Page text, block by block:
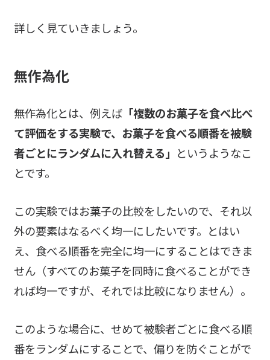
詳しく見ていきましょう。
無作為化
無作為化とは、例えば「複数のお菓子を食べ比べ
て評価をする実験で、お菓子を食べる順番を被験
者ごとにランダムに入れ替える」 というようなこ
とです。
この実験ではお菓子の比較をしたいので、それ以
外の要素はなるべく均一にしたいです。とはい
え、食べる順番を完全に均一にすることはできま
せん（すべてのお菓子を同時に食べることができ
れば均一ですが、それでは比較になりません）。
このような場合に、せめて被験者ごとに食べる順
番をランダムにすることで、偏りを防ぐことがで